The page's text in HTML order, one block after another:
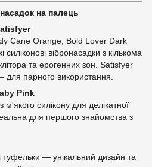
на палець
Cane Orange, Bold Lover Dark
вібронасадки з кількома
та ерогенних зон. Satisfyer
для парного використання.
Pink
силікону для делікатної
для першого знайомства з
— унікальний дизайн та